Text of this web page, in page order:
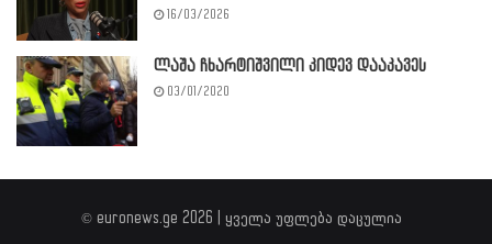
16/03/2026
ლაშა ჩხარტიშვილი კიდევ დააკავეს
03/01/2020
© euronews.ge 2026 | ყველა უფლება დაცულია